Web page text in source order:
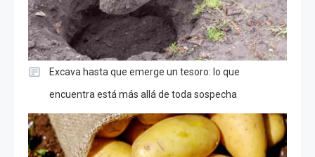
Excava hasta que emerge un tesoro: lo que
encuentra está más allá de toda sospecha